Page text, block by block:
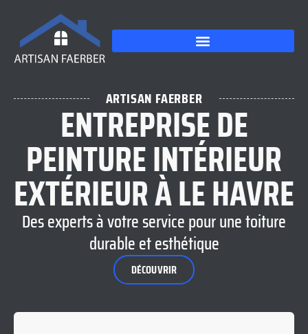
ARTISAN FAERBER
ENTREPRISE DE
PEINTURE INTÉRIEUR
EXTÉRIEUR À LE HAVRE
Des experts à votre service pour une toiture
durable et esthétique
DÉCOUVRIR